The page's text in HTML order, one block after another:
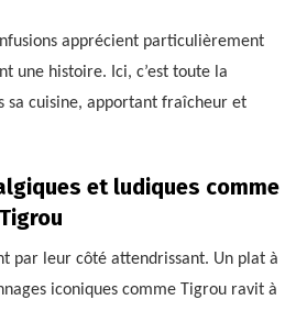
apprécient particulièrement
une histoire. Ici, c’est toute la
sa cuisine, apportant fraîcheur et
et ludiques comme
par leur côté attendrissant. Un plat à
iconiques comme Tigrou ravit à